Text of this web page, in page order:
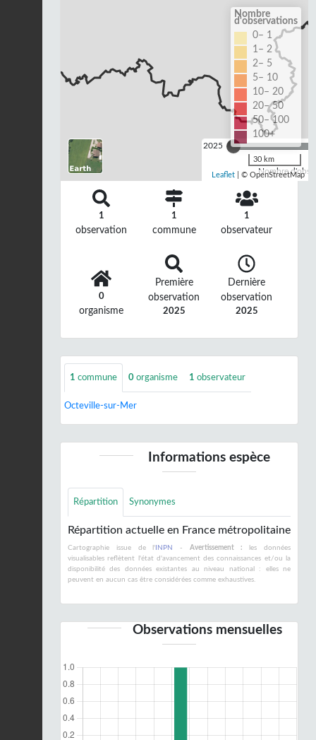
2025
Nombre
Nombre
d'observations
0– 1
1– 2
2– 5
5– 10
10– 20
20– 50
50– 100
100+
30 km
Leaflet | © OpenStreetMap
1
observation
1
commune
1
observateur
0
organisme
Première
observation
2025
Dernière
observation
2025
1 commune 0 organisme 1 observateur
Octeville-sur-Mer
Informations espèce
Répartition Synonymes
Répartition actuelle en France métropolitaine
Cartographie issue de l' INPN - Avertissement : les données
visualisables reflètent l'état d'avancement des connaissances et/ou la
disponibilité des données existantes au niveau national : elles ne
peuvent en aucun cas être considérées comme exhaustives.
Observations mensuelles